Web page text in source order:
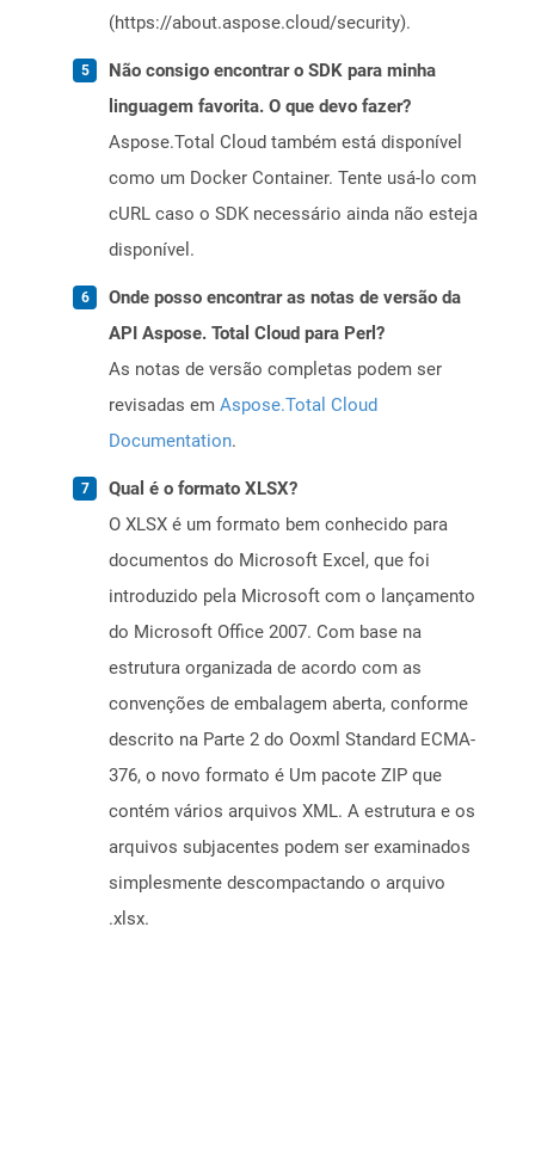
(https://about.aspose.cloud/security).
Não consigo encontrar o SDK para minha
linguagem favorita. O que devo fazer?
Aspose.Total Cloud também está disponível
como um Docker Container. Tente usá-lo com
cURL caso o SDK necessário ainda não esteja
disponível.
Onde posso encontrar as notas de versão da
API Aspose. Total Cloud para Perl?
As notas de versão completas podem ser
revisadas em Aspose.Total Cloud
Documentation.
Qual é o formato XLSX?
O XLSX é um formato bem conhecido para
documentos do Microsoft Excel, que foi
introduzido pela Microsoft com o lançamento
do Microsoft Office 2007. Com base na
estrutura organizada de acordo com as
convenções de embalagem aberta, conforme
descrito na Parte 2 do Ooxml Standard ECMA-
376, o novo formato é Um pacote ZIP que
contém vários arquivos XML. A estrutura e os
arquivos subjacentes podem ser examinados
simplesmente descompactando o arquivo
.xlsx.